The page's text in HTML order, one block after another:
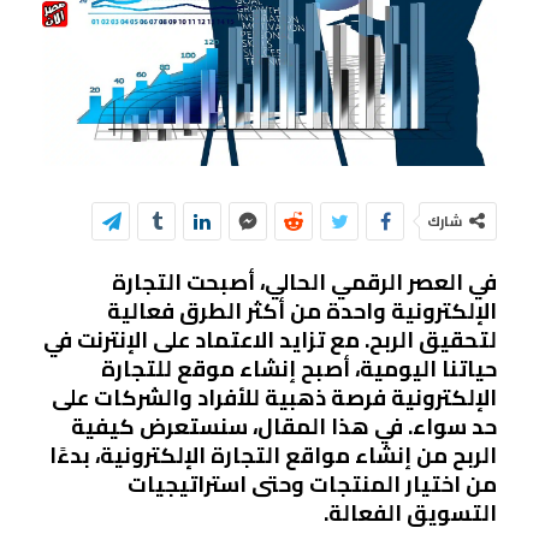
شارك
في العصر الرقمي الحالي، أصبحت التجارة
الإلكترونية واحدة من أكثر الطرق فعالية
لتحقيق الربح. مع تزايد الاعتماد على الإنترنت في
حياتنا اليومية، أصبح إنشاء موقع للتجارة
الإلكترونية فرصة ذهبية للأفراد والشركات على
حد سواء. في هذا المقال، سنستعرض كيفية
الربح من إنشاء مواقع التجارة الإلكترونية، بدءًا
من اختيار المنتجات وحتى استراتيجيات
التسويق الفعالة.